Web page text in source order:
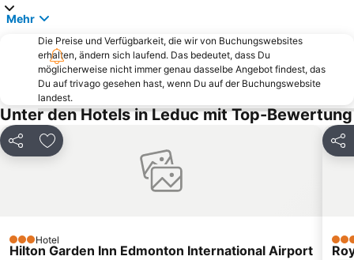
Mehr
Die Preise und Verfügbarkeit, die wir von Buchungswebsites
erhalten, ändern sich laufend. Das bedeutet, dass Du
möglicherweise nicht immer genau dasselbe Angebot findest, das
Du auf trivago gesehen hast, wenn Du auf der Buchungswebsite
landest.
Unter den Hotels in Leduc mit Top-Bewertung
Teilen Zu Favoriten hinzufügen
3 Sterne
Hotel
Hilton Garden Inn Edmonton International Airport 3